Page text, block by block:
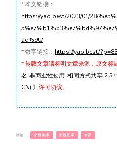
*本文链接：
https://yao.best/2023/01/28/
ad%90/
*数字链接： https://yao.best/
*转载文章请标明文章来源，原文标
名-非商业性使用-相同方式共享 2.5
CN) 》 许可协议。
标签: 小熊美术 小熊艺术 米罗